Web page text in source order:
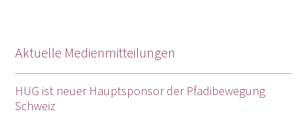
Aktuelle Medienmitteilungen
HUG ist neuer Hauptsponsor der Pfadibewegung
Schweiz